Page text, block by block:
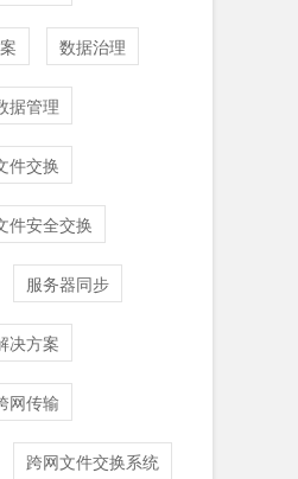
数据治理
据管理
件交换
件安全交换
服务器同步
决方案
网传输
跨网文件交换系统